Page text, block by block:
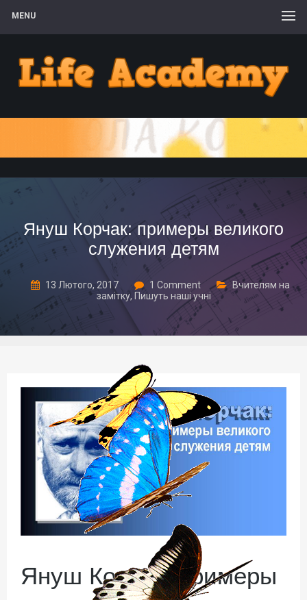
MENU
Януш Корчак: примеры великого
служения детям
13 Лютого, 2017 1 Comment
Вчителям на
замітку, Пишуть наші учні
Януш Корчак: примеры